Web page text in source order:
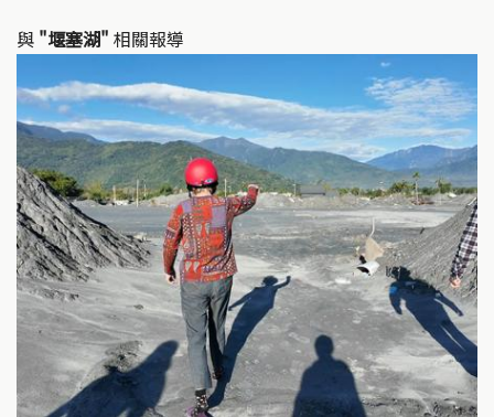
與 "堰塞湖" 相關報導